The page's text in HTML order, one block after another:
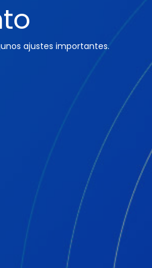
ajustes importantes.